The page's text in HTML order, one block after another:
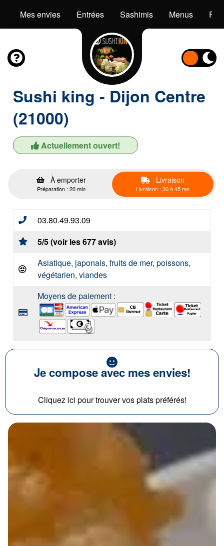
Mes envies Entrées Sashimis Menus
Sushi king - Dijon Centre
(21000)
Actuellement ouvert!
À emporter
Préparation : 20 min
Livraison
Livraison : 30 à 45 mn
03.80.49.93.09
5/5 (voir les 677 avis)
Asiatique, japonais, fruits de mer, poissons,
végétarien, viandes
Moyens de paiement :
Je compose avec mes envies!
Cliquez ici pour trouver vos plats préférés!